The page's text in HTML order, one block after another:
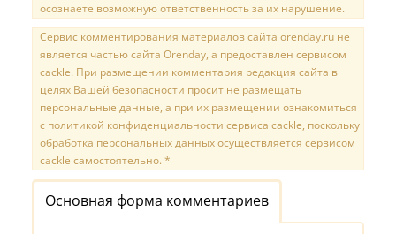
осознаете возможную ответственность за их нарушение.
Сервис комментирования материалов сайта orenday.ru не
является частью сайта Orenday, а предоставлен сервисом
cackle. При размещении комментария редакция сайта в
целях Вашей безопасности просит не размещать
персональные данные, а при их размещении ознакомиться
с политикой конфиденциальности сервиса cackle, поскольку
обработка персональных данных осуществляется сервисом
cackle самостоятельно. *
Основная форма комментариев